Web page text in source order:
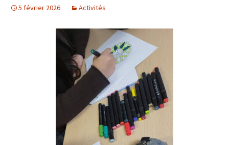
5 février 2026 Activités